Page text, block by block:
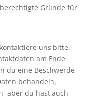
Gründe für
uns bitte.
am Ende
du eine Beschwerde
behandeln,
aber du hast auch